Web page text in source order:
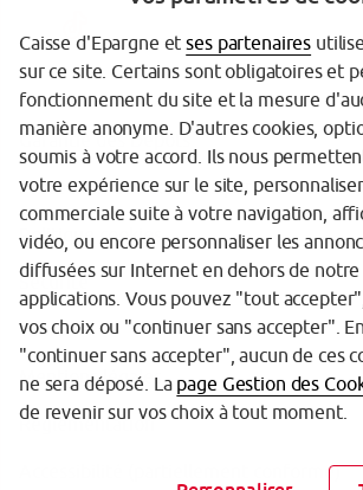
Garantie des Dépôts
Protection des données personnelles
Politique cookies
Sécurité
Tarifs
Mentions légales
Réglementation
Accessibilité (partiellement conforme)
Caisse d'Epargne etses partenaires
sur ce site. Certains sont obligatoires et
fonctionnement du site et la mesure
manière anonyme. D'autres cookies,
soumis à votre accord. Ils nous
votre expérience sur le site,
commerciale suite à votre navigation,
vidéo, ou encore personnaliser les
diffusées sur Internet en dehors de
applications. Vous pouvez "tout
vos choix ou "continuer sans accepter".
"continuer sans accepter", aucun de ces
ne sera déposé. La page Gestion des
de revenir sur vos choix à tout moment.